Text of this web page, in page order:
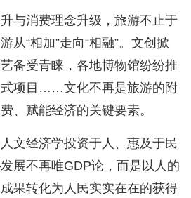
与消费理念升级，旅游不止于
从“相加”走向“相融”。文创掀
备受青睐，各地博物馆纷纷推
式项目……文化不再是旅游的附
、赋能经济的关键要素。
文经济学投资于人、惠及于民
展不再唯GDP论，而是以人的
果转化为人民实实在在的获得